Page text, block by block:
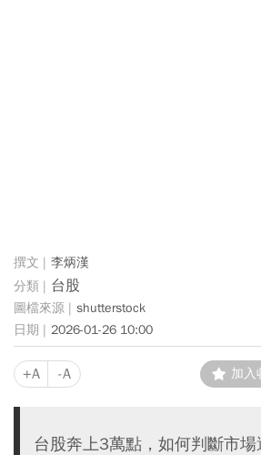
李炳漢
台股
shutterstock
2026-01-26 10:00
+A -A 加入
台股奔上3萬點，如何判斷市